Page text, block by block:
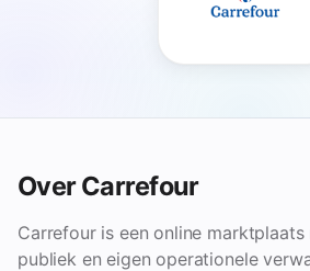
Over Carrefour
Carrefour is een online marktplaats
publiek en eigen operationele